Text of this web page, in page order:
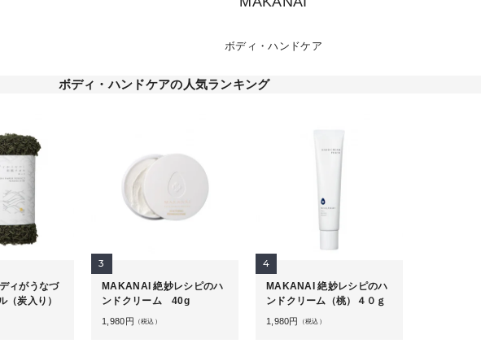
ボディ・ハンドケア
ボディ・ハンドケアの人気ランキング
ィがうなづ
炭入り）
3
MAKANAI 絶妙レシピのハ
ンドクリーム 40g
1,980円 （税込）
4
MAKANAI 絶妙レシピのハ
ンドクリーム（桃）４０ｇ
1,980円 （税込）